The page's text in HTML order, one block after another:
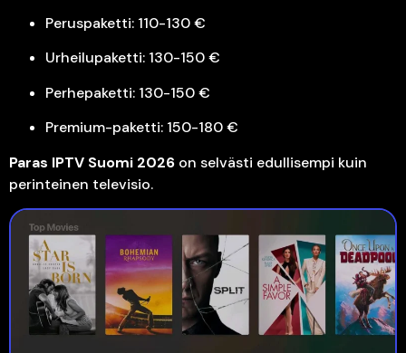
Peruspaketti: 110-130 €
Urheilupaketti: 130-150 €
Perhepaketti: 130-150 €
Premium-paketti: 150-180 €
Paras IPTV Suomi 2026 on selvästi edullisempi kuin
perinteinen televisio.